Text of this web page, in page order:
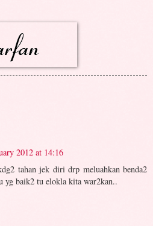
2012 at 14:16
tahan jek diri drp meluahkan benda2
yg baik2 tu elokla kita war2kan..